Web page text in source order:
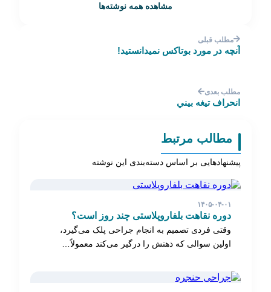
مشاهده همه نوشته‌ها
مطلب قبلی
آنچه در مورد بوتاکس نمیدانستید!
مطلب بعدی
انحراف تيغه بيني
مطالب مرتبط
پیشنهادهایی بر اساس دسته‌بندی این نوشته
۱۴۰۵-۰۴-۰۱
دوره نقاهت بلفاروپلاستی چند روز است؟
وقتی فردی تصمیم به انجام جراحی پلک می‌گیرد،
اولین سوالی که ذهنش را درگیر می‌کند معمولاً…